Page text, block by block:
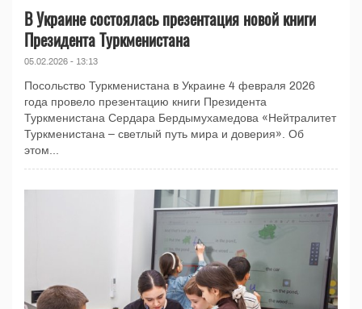
В Украине состоялась презентация новой книги
Президента Туркменистана
05.02.2026 - 13:13
Посольство Туркменистана в Украине 4 февраля 2026
года провело презентацию книги Президента
Туркменистана Сердара Бердымухамедова «Нейтралитет
Туркменистана – светлый путь мира и доверия». Об
этом...